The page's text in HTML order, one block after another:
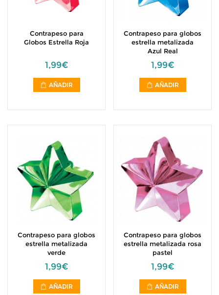
Contrapeso para
Globos Estrella Roja
1,99€
AÑADIR
Contrapeso para globos
estrella metalizada
Azul Real
1,99€
AÑADIR
Contrapeso para globos
estrella metalizada
verde
1,99€
AÑADIR
Contrapeso para globos
estrella metalizada rosa
pastel
1,99€
AÑADIR